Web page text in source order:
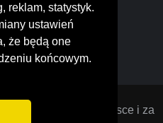
reklam, statystyk.
ustawień
że będą one
końcowym.
Proszewska 24
Bikraniou
założonych w Polsce i za